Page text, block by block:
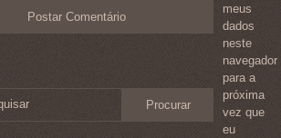
meus
dados
neste
navegador
para a
próxima
vez que
eu